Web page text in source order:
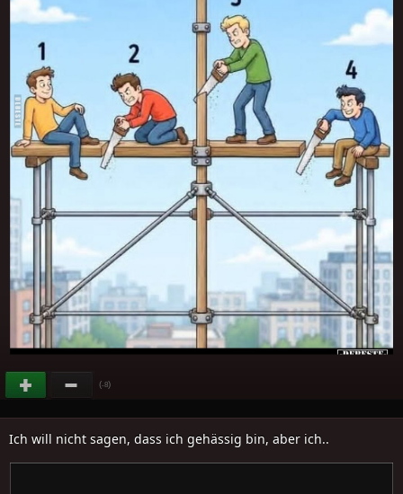
(-8)
Ich will nicht sagen, dass ich gehässig bin, aber ich..